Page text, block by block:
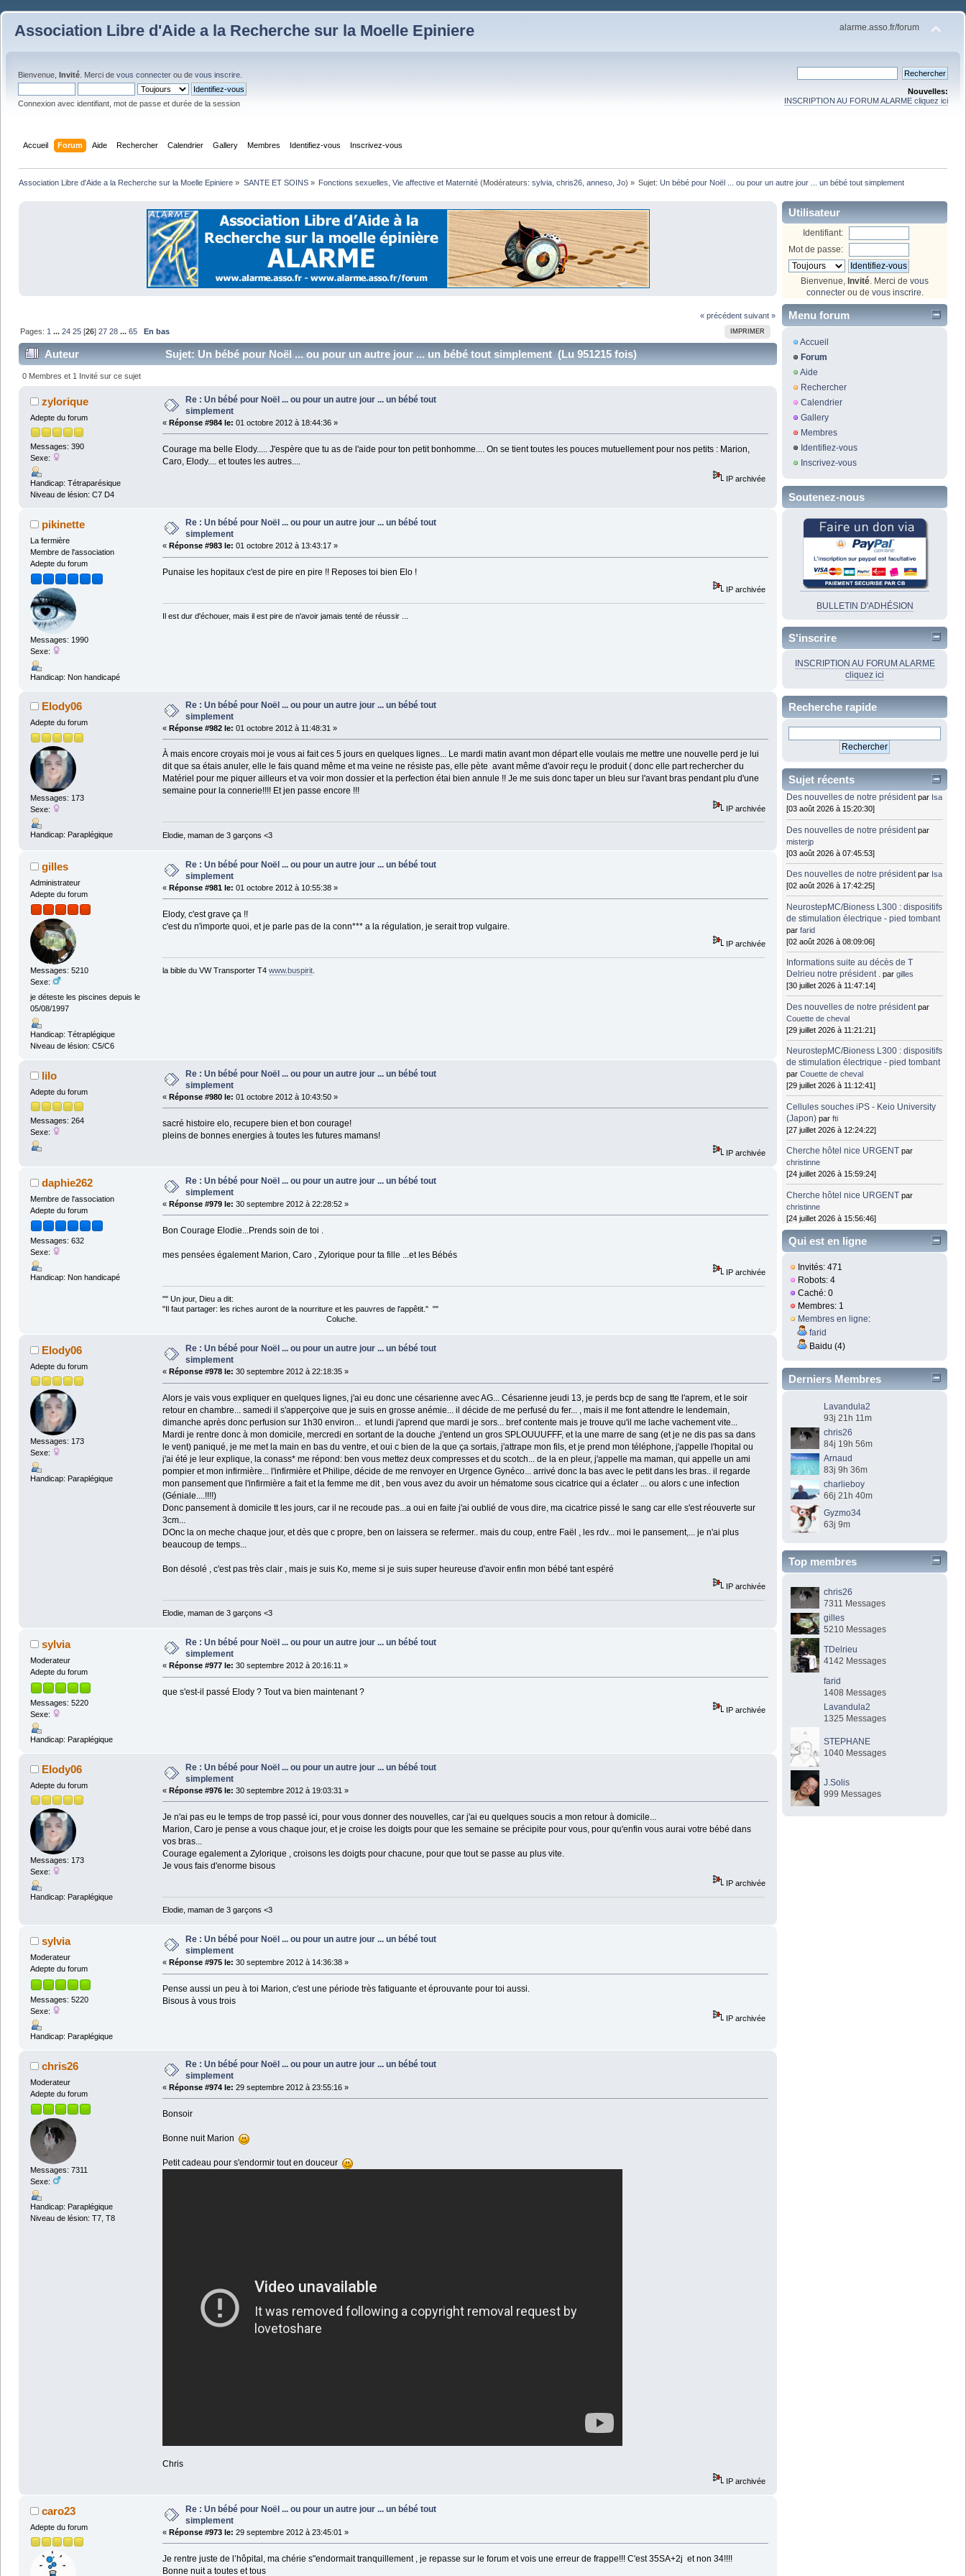
Association Libre d'Aide a la Recherche sur la Moelle Epiniere alarme.asso.fr/forum
Bienvenue, Invité . Merci de vous connecter ou de vous inscrire
Connexion avec identifiant, mot de passe et durée de la session
Nouvelles:
INSCRIPTION AU FORUM ALARME cliquez ici
Accueil Forum Aide Rechercher Calendrier Gallery Membres Identifiez-vous Inscrivez-vous
Association Libre d'Aide a la Recherche sur la Moelle Epiniere » SANTE ET SOINS» Fonctions sexuelles, Vie affective et Maternité(Modérateurs: sylvia, chris26, anneso, Jo) » Sujet:Un bébé pour Noël ... ou pour un autre jour ... un bébé tout simplement
« précédent suivant »
IMPRIMER
Pages: 1 ...24 25 [26]27 28 ...65 En bas
Auteur Sujet: Un bébé pour Noël ... ou pour un autre jour ... un bébé tout simplement (Lu 951215 fois)
0 Membres et 1 Invité sur ce sujet
zylorique
Adepte du forum
Messages: 390
Sexe:
Handicap: Tétraparésique
Niveau de lésion: C7 D4
Re : Un bébé pour Noël ... ou pour un autre jour ... un bébé tout
simplement
« Réponse #984 le: 01 octobre 2012 à 18:44:36 »
Courage ma belle Elody..... J'espère que tu as de l'aide pour ton petit bonhomme.... On se tient toutes les pouces mutuellement pour nos petits : Marion,
Caro, Elody.... et toutes les autres....
IP archivée
pikinette
La fermière
Membre de l'association
Adepte du forum
Messages: 1990
Sexe:
Handicap: Non handicapé
Re : Un bébé pour Noël ... ou pour un autre jour ... un bébé tout
simplement
« Réponse #983 le: 01 octobre 2012 à 13:43:17 »
Punaise les hopitaux c'est de pire en pire !! Reposes toi bien Elo !
IP archivée
Il est dur d'échouer, mais il est pire de n'avoir jamais tenté de réussir ...
Elody06
Adepte du forum
Messages: 173
Sexe:
Handicap: Paraplégique
Re : Un bébé pour Noël ... ou pour un autre jour ... un bébé tout
simplement
« Réponse #982 le: 01 octobre 2012 à 11:48:31 »
À mais encore croyais moi je vous ai fait ces 5 jours en quelques lignes... Le mardi matin avant mon départ elle voulais me mettre une nouvelle perd je lui
dit que sa étais anuler, elle le fais quand même et ma veine ne résiste pas, elle pète avant même d'avoir reçu le produit ( donc elle part rechercher du
Matériel pour me piquer ailleurs et va voir mon dossier et la perfection étai bien annule !! Je me suis donc taper un bleu sur l'avant bras pendant plu d'une
semaine pour la connerie!!!! Et jen passe encore !!!
IP archivée
Elodie, maman de 3 garçons <3
gilles
Administrateur
Adepte du forum
Messages: 5210
Sexe:
je déteste les piscines depuis le
05/08/1997
Handicap: Tétraplégique
Niveau de lésion: C5/C6
Re : Un bébé pour Noël ... ou pour un autre jour ... un bébé tout
simplement
« Réponse #981 le: 01 octobre 2012 à 10:55:38 »
Elody, c'est grave ça !!
c'est du n'importe quoi, et je parle pas de la conn*** a la régulation, je serait trop vulgaire.
IP archivée
la bible du VW Transporter T4 www.buspirit.
lilo
Adepte du forum
Messages: 264
Sexe:
Re : Un bébé pour Noël ... ou pour un autre jour ... un bébé tout
simplement
« Réponse #980 le: 01 octobre 2012 à 10:43:50 »
sacré histoire elo, recupere bien et bon courage!
pleins de bonnes energies à toutes les futures mamans!
IP archivée
daphie262
Membre de l'association
Adepte du forum
Messages: 632
Sexe:
Handicap: Non handicapé
Re : Un bébé pour Noël ... ou pour un autre jour ... un bébé tout
simplement
« Réponse #979 le: 30 septembre 2012 à 22:28:52 »
Bon Courage Elodie...Prends soin de toi .
mes pensées également Marion, Caro , Zylorique pour ta fille ...et les Bébés
IP archivée
"" Un jour, Dieu a dit:
"Il faut partager: les riches auront de la nourriture et les pauvres de l'appêtit." ""
Coluche.
Elody06
Adepte du forum
Messages: 173
Sexe:
Handicap: Paraplégique
Re : Un bébé pour Noël ... ou pour un autre jour ... un bébé tout
simplement
« Réponse #978 le: 30 septembre 2012 à 22:18:35 »
Alors je vais vous expliquer en quelques lignes, j'ai eu donc une césarienne avec AG... Césarienne jeudi 13, je perds bcp de sang tte l'aprem, et le soir
retour en chambre... samedi il s'apperçoive que je suis en grosse anémie... il décide de me perfusé du fer... , mais il me font attendre le lendemain,
dimanche après donc perfusion sur 1h30 environ... et lundi j'aprend que mardi je sors... bref contente mais je trouve qu'il me lache vachement vite...
Mardi je rentre donc à mon domicile, mercredi en sortant de la douche ,j'entend un gros SPLOUUUFFF, et la une marre de sang (et je ne dis pas sa dans
le vent) paniqué, je me met la main en bas du ventre, et oui c bien de la que ça sortais, j'attrape mon fils, et je prend mon téléphone, j'appelle l'hopital ou
j'ai été je leur explique, la conass* me répond: ben vous mettez deux compresses et du scotch... de la en pleur, j'appelle ma maman, qui appelle un ami
pompier et mon infirmière... l'infirmière et Philipe, décide de me renvoyer en Urgence Gynéco... arrivé donc la bas avec le petit dans les bras.. il regarde
mon pansement que l'infirmière a fait et la femme me dit , ben vous avez du avoir un hématome sous cicatrice qui a éclater ... ou alors c une infection
(Géniale....!!!!)
Donc pansement à domicile tt les jours, car il ne recoude pas...a oui en faite j'ai oublié de vous dire, ma cicatrice pissé le sang car elle s'est réouverte sur
3cm...
DOnc la on meche chaque jour, et dès que c propre, ben on laissera se refermer.. mais du coup, entre Faël , les rdv... moi le pansement,... je n'ai plus
beaucoup de temps...
Bon désolé , c'est pas très clair , mais je suis Ko, meme si je suis super heureuse d'avoir enfin mon bébé tant espéré
IP archivée
Elodie, maman de 3 garçons <3
sylvia
Moderateur
Adepte du forum
Messages: 5220
Sexe:
Handicap: Paraplégique
Re : Un bébé pour Noël ... ou pour un autre jour ... un bébé tout
simplement
« Réponse #977 le: 30 septembre 2012 à 20:16:11 »
que s'est-il passé Elody ? Tout va bien maintenant ?
IP archivée
Elody06
Adepte du forum
Messages: 173
Sexe:
Handicap: Paraplégique
Re : Un bébé pour Noël ... ou pour un autre jour ... un bébé tout
simplement
« Réponse #976 le: 30 septembre 2012 à 19:03:31 »
Je n'ai pas eu le temps de trop passé ici, pour vous donner des nouvelles, car j'ai eu quelques soucis a mon retour à domicile...
Marion, Caro je pense a vous chaque jour, et je croise les doigts pour que les semaine se précipite pour vous, pour qu'enfin vous aurai votre bébé dans
vos bras...
Courage egalement a Zylorique , croisons les doigts pour chacune, pour que tout se passe au plus vite.
Je vous fais d'enorme bisous
IP archivée
Elodie, maman de 3 garçons <3
sylvia
Moderateur
Adepte du forum
Messages: 5220
Sexe:
Handicap: Paraplégique
Re : Un bébé pour Noël ... ou pour un autre jour ... un bébé tout
simplement
« Réponse #975 le: 30 septembre 2012 à 14:36:38 »
Pense aussi un peu à toi Marion, c'est une période très fatiguante et éprouvante pour toi aussi.
Bisous à vous trois
IP archivée
chris26
Moderateur
Adepte du forum
Messages: 7311
Sexe:
Handicap: Paraplégique
Niveau de lésion: T7, T8
Re : Un bébé pour Noël ... ou pour un autre jour ... un bébé tout
simplement
« Réponse #974 le: 29 septembre 2012 à 23:55:16 »
Bonsoir
Bonne nuit Marion
Petit cadeau pour s'endormir tout en douceur
Chris
IP archivée
caro23
Adepte du forum
Re : Un bébé pour Noël ... ou pour un autre jour ... un bébé tout
simplement
« Réponse #973 le: 29 septembre 2012 à 23:45:01 »
Je rentre juste de l’hôpital, ma chérie s"endormait tranquillement , je repasse sur le forum et vois une erreur de frappe!!! C'est 35SA+2j et non 34!!!!
Bonne nuit a toutes et tous
Utilisateur
Identifiant:
Mot de passe:
Bienvenue, Invité . Merci de vous
connecterou de vous inscrire
Menu forum
Accueil
Forum
Aide
Rechercher
Calendrier
Gallery
Membres
Identifiez-vous
Inscrivez-vous
Soutenez-nous
BULLETIN D'ADHÉSION
S'inscrire
INSCRIPTION AU FORUM ALARME
cliquez ici
Recherche rapide
Sujet récents
Des nouvelles de notre président par Isa
[03 août 2026 à 15:20:30]
Des nouvelles de notre président par
misterjp
[03 août 2026 à 07:45:53]
Des nouvelles de notre président par Isa
[02 août 2026 à 17:42:25]
NeurostepMC/Bioness L300 : dispositifs
de stimulation électrique - pied tombant
parfarid
[02 août 2026 à 08:09:06]
Informations suite au décès de T
Delrieu notre président . pargilles
[30 juillet 2026 à 11:47:14]
Des nouvelles de notre président par
Couette de cheval
[29 juillet 2026 à 11:21:21]
NeurostepMC/Bioness L300 : dispositifs
de stimulation électrique - pied tombant
parCouette de cheval
[29 juillet 2026 à 11:12:41]
Cellules souches iPS - Keio University
(Japon) parfti
[27 juillet 2026 à 12:24:22]
Cherche hôtel nice URGENT par
christinne
[24 juillet 2026 à 15:59:24]
Cherche hôtel nice URGENT par
christinne
[24 juillet 2026 à 15:56:46]
Qui est en ligne
Invités: 471
Robots: 4
Caché: 0
Membres: 1
Membres en ligne:
farid
Baidu (4)
Derniers Membres
Lavandula2
93j 21h 11m
chris26
84j 19h 56m
Arnaud
83j 9h 36m
charlieboy
66j 21h 40m
Gyzmo34
63j 9m
Top membres
chris26
7311 Messages
gilles
5210 Messages
TDelrieu
4142 Messages
farid
1408 Messages
Lavandula2
1325 Messages
STEPHANE
1040 Messages
J.Solis
999 Messages